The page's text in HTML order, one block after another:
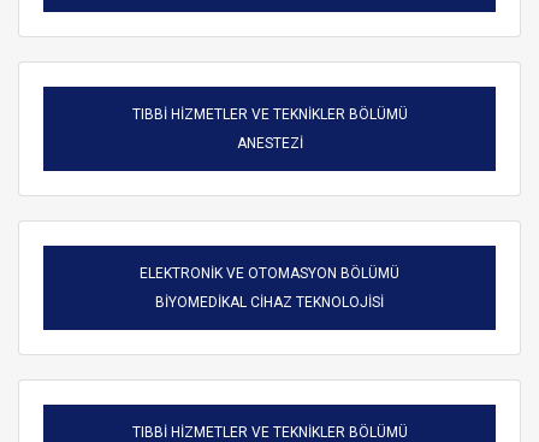
TIBBİ HİZMETLER VE TEKNİKLER BÖLÜMÜ
ANESTEZİ
ELEKTRONİK VE OTOMASYON BÖLÜMÜ
BİYOMEDİKAL CİHAZ TEKNOLOJİSİ
TIBBİ HİZMETLER VE TEKNİKLER BÖLÜMÜ